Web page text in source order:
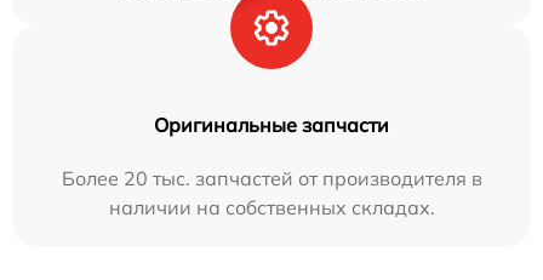
Оригинальные запчасти
Более 20 тыс. запчастей от производителя в
наличии на собственных складах.